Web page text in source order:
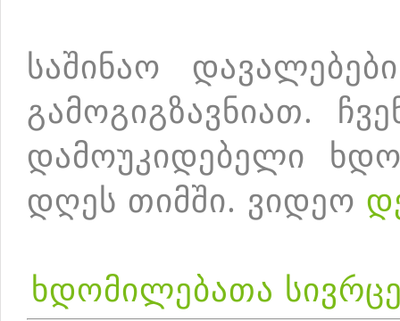
საშინაო
გამოგიგზავნიათ.
დამოუკიდებელი
დღეს თიმში. ვიდეო
ხდომილებათა